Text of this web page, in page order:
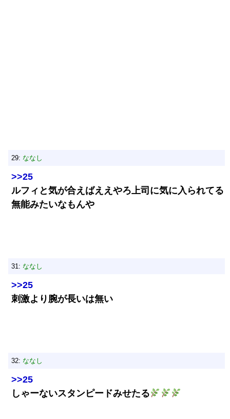
29: ななし
>>25
ルフィと気が合えばええやろ上司に気に入られてる
無能みたいなもんや
31: ななし
>>25
刺激より腕が長いは無い
32: ななし
>>25
しゃーないスタンピードみせたる